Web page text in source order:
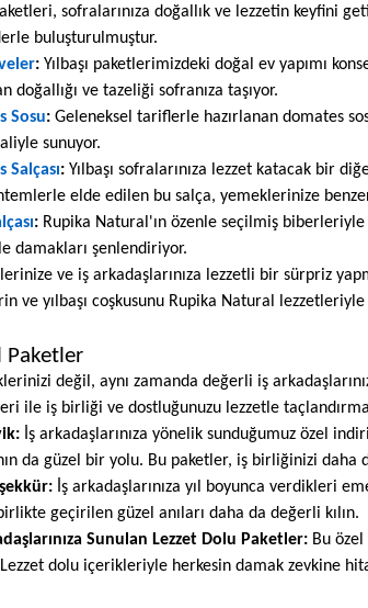
sofralarınıza doğallık ve lezzetin
buluşturulmuştur.
: Yılbaşı paketlerimizdeki doğal ev yapımı
doğallığı ve tazeliği sofranıza taşıyor.
Sosu: Geleneksel tariflerle hazırlanan domates
sunuyor.
: Yılbaşı sofralarınıza lezzet katacak bir
elde edilen bu salça, yemeklerinize
: Rupika Natural'ın özenle seçilmiş
damakları şenlendiriyor.
ve iş arkadaşlarınıza lezzetli bir sürpriz
ve yılbaşı coşkusunu Rupika Natural lezzetleriyle
Paketler
değil, aynı zamanda değerli iş
ile iş birliği ve dostluğunuzu lezzetle
İş arkadaşlarınıza yönelik sunduğumuz özel
da güzel bir yolu. Bu paketler, iş birliğinizi daha
İş arkadaşlarınıza yıl boyunca verdikleri
geçirilen güzel anıları daha da değerli kılın.
Sunulan Lezzet Dolu Paketler: Bu
dolu içerikleriyle herkesin damak zevkine